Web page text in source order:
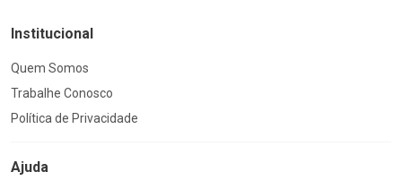
Institucional
Quem Somos
Trabalhe Conosco
Política de Privacidade
Ajuda